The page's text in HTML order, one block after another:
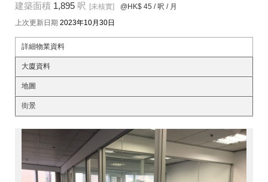
建築面積 1,895 呎 [未核實] @HK$ 45 / 呎 / 月
上次更新日期 2023年10月30日
詳細物業資料
大廈資料
地圖
街景